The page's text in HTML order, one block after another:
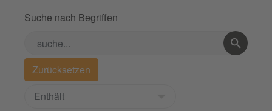
Suche nach Begriffen